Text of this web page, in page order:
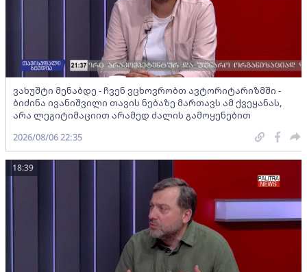
ვახუშტი მენაბდე - ჩვენ ვცხოვრობთ ავტორიტარიზმში -
ბიძინა ივანიშვილი თავის ნებაზე მართავს ამ ქვეყანას,
არა ლეგიტიმაციით არამედ ძალის გამოყენებით
2026/08/06 22:35
18:39